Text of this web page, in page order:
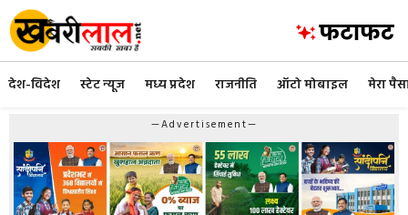
Skip
to
content
देश-विदेश स्टेट न्यूज मध्य प्रदेश राजनीति ऑटो मोबाइल मेरा
—Advertisement—